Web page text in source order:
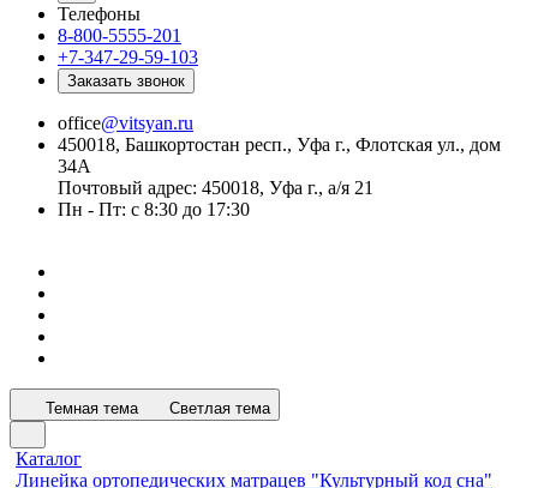
Телефоны
8-800-5555-201
+7-347-29-59-103
Заказать звонок
office@vitsyan.ru
450018, Башкортостан респ., Уфа г., Флотская ул., дом
34А
Почтовый адрес: 450018, Уфа г., а/я 21
Пн - Пт: с 8:30 до 17:30
Темная тема Светлая тема
Каталог
Линейка ортопедических матрацев "Культурный код сна"